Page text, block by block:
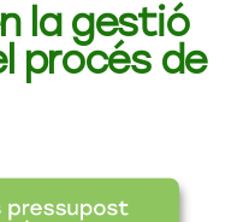
la gestió
procés de